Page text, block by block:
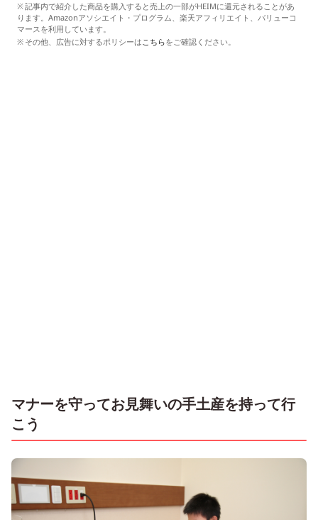
記事内で紹介した商品を購入すると売上の一部がHEIMに還元されることがあ
ります。Amazonアソシエイト・プログラム、楽天アフィリエイト、バリューコ
マースを利用しています。
その他、広告に対するポリシーはこちらをご確認ください。
マナーを守ってお見舞いの手土産を持って行
こう